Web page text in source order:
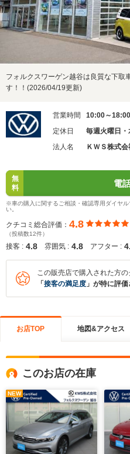
フォルクスワーゲン越谷は良質な下取
す！！(2026/04/19更新)
営業時間
10:00～
定休日
毎週火曜日・
法人名
ＫＷＳ株式会
無
料
電
※車の購入に関するご相談・確認専用ダイヤ
い。
クチコミ総合評価： 4.8
（投稿数12件）
接客 : 4.8 雰囲気 : 4.8 アフター :
この販売店で購入された方
「 接客の満足度 」が特に評
お店TOP 地図&アクセス
このお店の在庫
NEW